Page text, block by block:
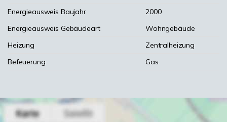
Energieausweis Baujahr
2000
Energieausweis Gebäudeart
Wohngebäude
Heizung
Zentralheizung
Befeuerung
Gas